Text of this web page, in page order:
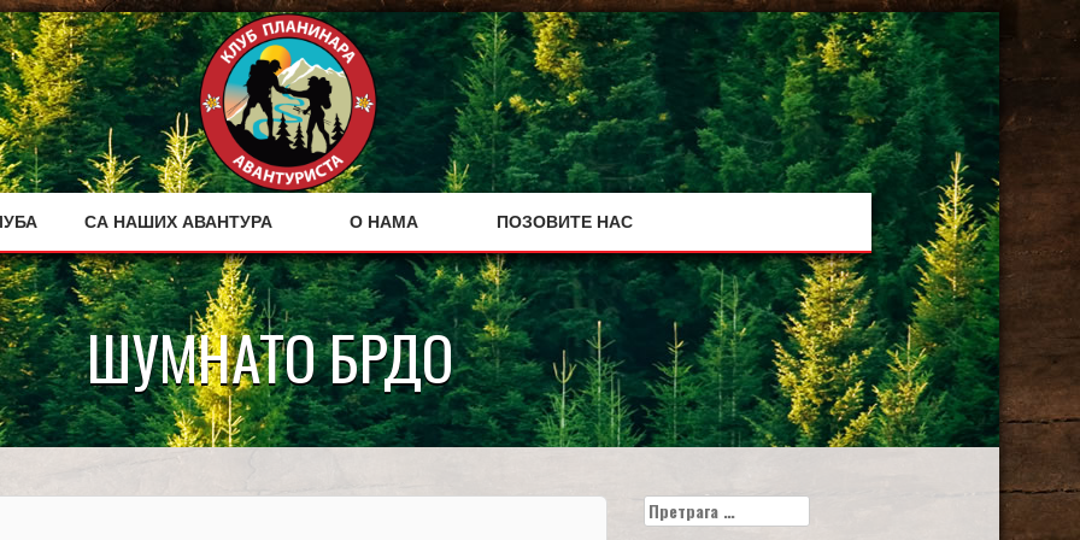
СА НАШИХ АВАНТУРА О НАМА ПОЗОВИТЕ НАС
ШУМНАТО БРДО
Претрага
за: